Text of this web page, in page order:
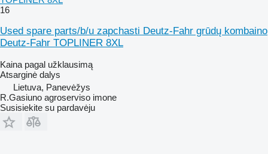
16
Used spare parts/b/u zapchasti Deutz-Fahr grūdų kombaino
Deutz-Fahr TOPLINER 8XL
Kaina pagal užklausimą
Atsarginė dalys
Lietuva, Panevėžys
R.Gasiuno agroserviso imone
Susisiekite su pardavėju